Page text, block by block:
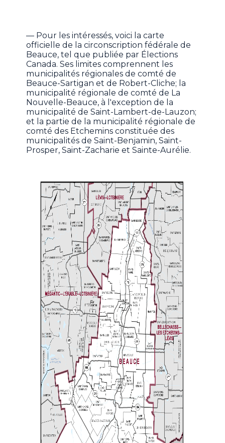
— Pour les intéressés, voici la carte
officielle de la circonscription fédérale de
Beauce, tel que publiée par Élections
Canada. Ses limites comprennent les
municipalités régionales de comté de
Beauce-Sartigan et de Robert-Cliche; la
municipalité régionale de comté de La
Nouvelle-Beauce, à l'exception de la
municipalité de Saint-Lambert-de-Lauzon;
et la partie de la municipalité régionale de
comté des Etchemins constituée des
municipalités de Saint-Benjamin, Saint-
Prosper, Saint-Zacharie et Sainte-Aurélie.